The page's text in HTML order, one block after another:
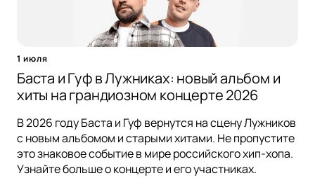
1 июля
Баста и Гуф в Лужниках: новый альбом и
хиты на грандиозном концерте 2026
В 2026 году Баста и Гуф вернутся на сцену Лужников
с новым альбомом и старыми хитами. Не пропустите
это знаковое событие в мире российского хип-хопа.
Узнайте больше о концерте и его участниках.